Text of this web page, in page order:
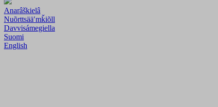
Anarâškielâ
Nuõrttsääʹmǩiõll
Davvisámegiella
Suomi
English